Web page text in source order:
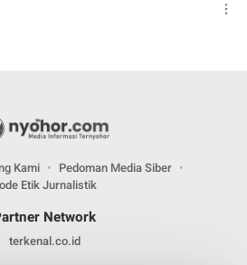
Kami
Pedoman Media Siber
Etik Jurnalistik
Network
terkenal.co.id